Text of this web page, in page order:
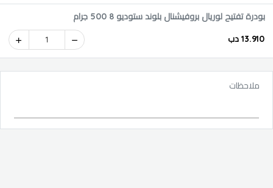
بودرة تفتيح لوريال بروفيشنال بلوند ستوديو 8 500 جرام
13.910 دب 1
ملاحظات